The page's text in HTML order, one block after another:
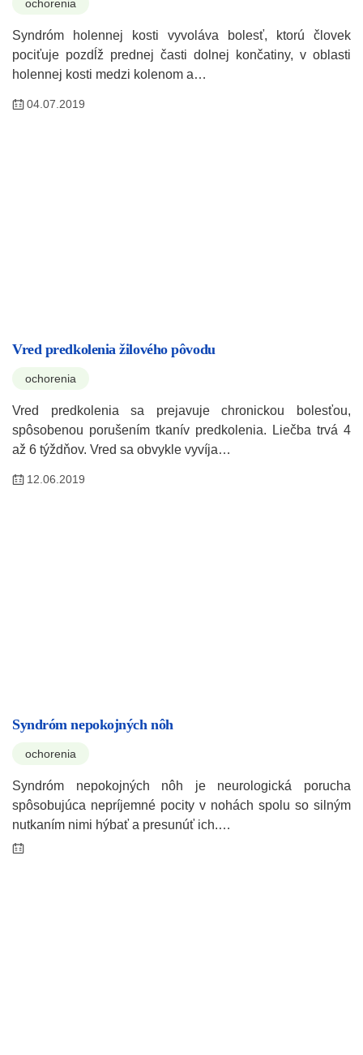
ochorenia
Syndróm holennej kosti vyvoláva bolesť, ktorú človek
pociťuje pozdĺž prednej časti dolnej končatiny, v oblasti
holennej kosti medzi kolenom a…
04.07.2019
Vred predkolenia žilového pôvodu
ochorenia
Vred predkolenia sa prejavuje chronickou bolesťou,
spôsobenou porušením tkanív predkolenia. Liečba trvá 4
až 6 týždňov. Vred sa obvykle vyvíja…
12.06.2019
Syndróm nepokojných nôh
ochorenia
Syndróm nepokojných nôh je neurologická porucha
spôsobujúca nepríjemné pocity v nohách spolu so silným
nutkaním nimi hýbať a presunúť ich.…